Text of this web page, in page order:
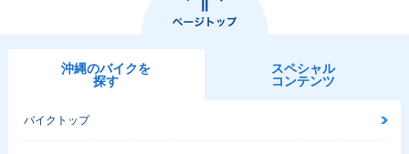
沖縄のバイクを
探す
スペシャル
コンテンツ
バイクトップ